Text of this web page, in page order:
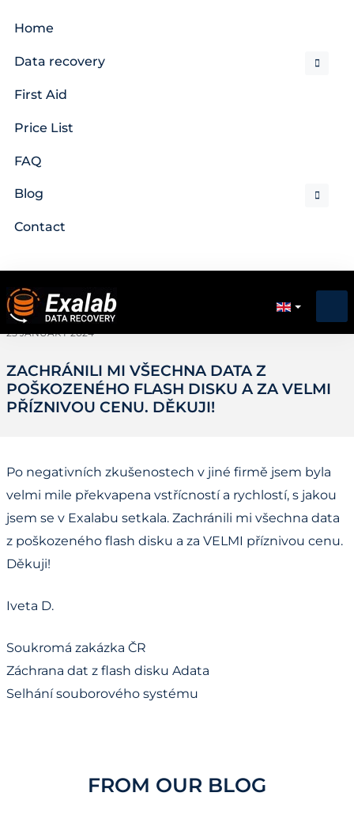
Home
Data recovery
First Aid
Price List
FAQ
Blog
Contact
25 JANUARY 2024
ZACHRÁNILI MI VŠECHNA DATA Z
POŠKOZENÉHO FLASH DISKU A ZA VELMI
PŘÍZNIVOU CENU. DĚKUJI!
Po negativních zkušenostech v jiné firmě jsem byla
velmi mile překvapena vstřícností a rychlostí, s jakou
jsem se v Exalabu setkala. Zachránili mi všechna data
z poškozeného flash disku a za VELMI příznivou cenu.
Děkuji!
Iveta D.
Soukromá zakázka ČR
Záchrana dat z flash disku Adata
Selhání souborového systému
FROM OUR BLOG